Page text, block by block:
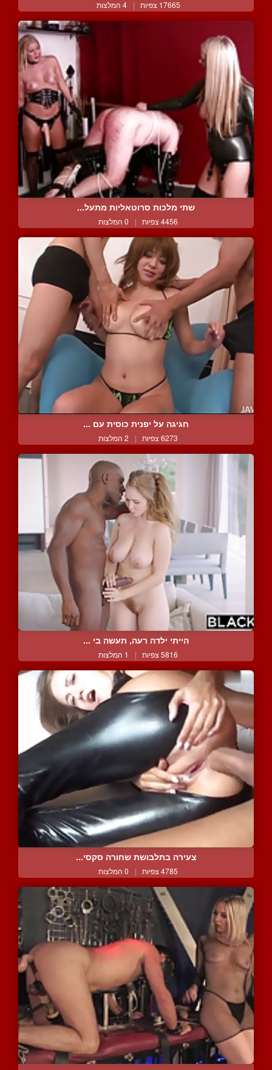
17665 צפיות | 4 המלצות
שתי מלכות סרוטאליות מתעל...
4456 צפיות | 0 המלצות
חגיגה על יפנית כוסית עם ...
6273 צפיות | 2 המלצות
הייתי ילדה רעה, תעשה בי ...
5816 צפיות | 1 המלצות
צעירה בתלבושת שחורה סקסי...
4785 צפיות | 0 המלצות